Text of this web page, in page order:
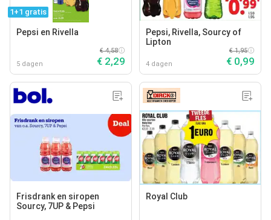
1+1 gratis
Pepsi en Rivella
5 dagen
€ 4,58
€ 2,29
Pepsi, Rivella, Sourcy of
Lipton
4 dagen
€ 1,95
€ 0,99
Frisdrank en siropen
Sourcy, 7UP & Pepsi
Royal Club